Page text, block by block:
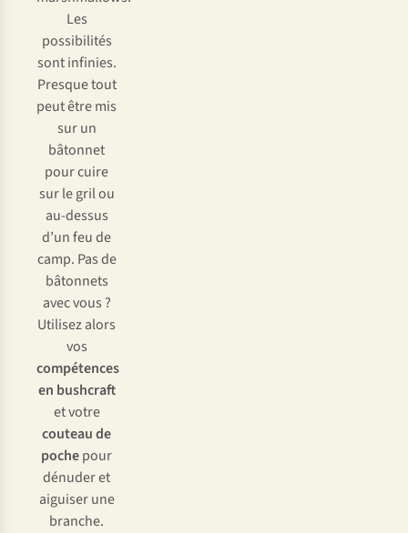
Les
possibilités
sont infinies.
Presque tout
peut être mis
sur un
bâtonnet
pour cuire
sur le gril ou
au-dessus
d’un feu de
camp. Pas de
bâtonnets
avec vous ?
Utilisez alors
vos
compétences
en bushcraft
et votre
couteau de
pochepour
dénuder et
aiguiser une
branche.